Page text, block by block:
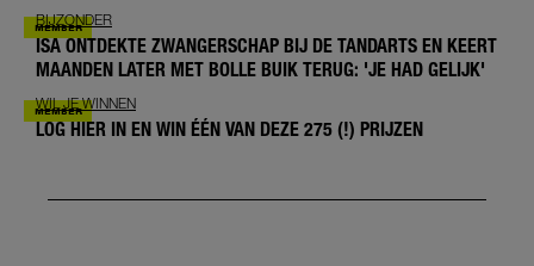
BIJZONDER
ISA ONTDEKTE ZWANGERSCHAP BIJ DE TANDARTS EN KEERT
MAANDEN LATER MET BOLLE BUIK TERUG: 'JE HAD GELIJK'
WIL JE WINNEN
LOG HIER IN EN WIN ÉÉN VAN DEZE 275 (!) PRIJZEN